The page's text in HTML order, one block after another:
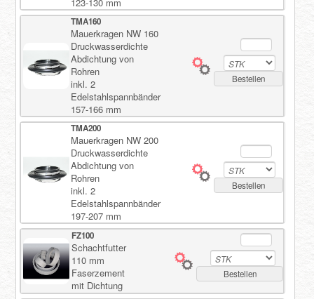
TMA160
Mauerkragen NW 160
Druckwasserdichte
Abdichtung von
Rohren
inkl. 2
Edelstahlspannbänder
157-166 mm
Bestellen
TMA200
Mauerkragen NW 200
Druckwasserdichte
Abdichtung von
Rohren
inkl. 2
Edelstahlspannbänder
197-207 mm
Bestellen
FZ100
Schachtfutter
110 mm
Faserzement
mit Dichtung
Bestellen